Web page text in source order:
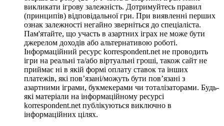
викликати ігрову залежність. Дотримуйтесь правил
(принципів) відповідальної гри. При виявленні перших
ознак залежності негайно зверніться до спеціаліста.
Пам'ятайте, що участь в азартних іграх не може бути
джерелом доходів або альтернативою роботі.
Інформаційний ресурс korrespondent.net не проводить
ігри на реальні та/або віртуальні гроші, також сайт не
приймає ні в якій формі оплату ставок та інших
платежів, які пов’язані/можуть бути пов’язані з
азартними іграми, букмекерами чи тоталізаторами. Будь-
які матеріали на інформаційному ресурсі
korrespondent.net публікуються виключно в
інформаційних цілях.